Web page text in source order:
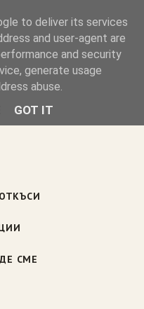
откъси, нови книги
10:00–19:00 ·
ОТКЪСИ
СМЕ
to deliver its services
and user-agent are
and security
generate usage
abuse.
GOT IT